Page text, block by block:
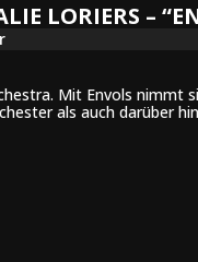
LORIERS –
Mit Envols nimmt
als auch darüber